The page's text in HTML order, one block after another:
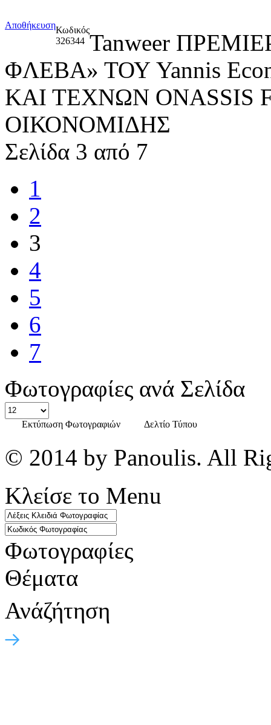
ΑποθήκευσηΚωδικός
326344 Tanweer
ΦΛΕΒΑ» ΤΟΥ Yannis
ΚΑΙ ΤΕΧΝΩΝ ONASSIS
ΟΙΚΟΝΟΜΙΔΗΣ
Σελίδα 3 από 7
1
2
3
4
5
6
7
Φωτογραφίες ανά Σελίδα
Εκτύπωση Φωτογραφιών Δελτίο Τύπου
© 2014 by Panoulis. All
Κλείσε το Menu
Φωτογραφίες
Θέματα
Ανάζήτηση